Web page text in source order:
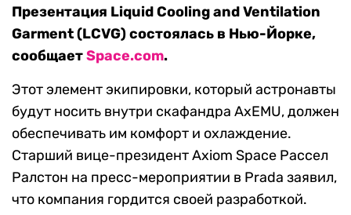
Презентация Liquid Cooling and Ventilation
Garment (LCVG) состоялась в Нью-Йорке,
сообщаетSpace.com.
Этот элемент экипировки, который астронавты
будут носить внутри скафандра AxEMU, должен
обеспечивать им комфорт и охлаждение.
Старший вице-президент Axiom Space Рассел
Ралстон на пресс-мероприятии в Prada заявил,
что компания гордится своей разработкой.